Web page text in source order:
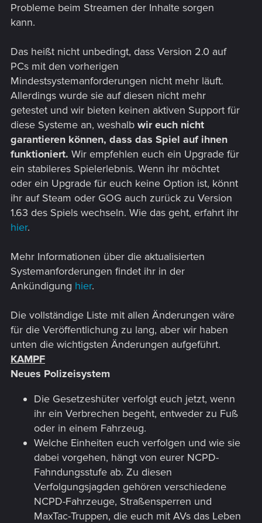
Probleme beim Streamen der Inhalte sorgen
kann.
Das heißt nicht unbedingt, dass Version 2.0 auf
PCs mit den vorherigen
Mindestsystemanforderungen nicht mehr läuft.
Allerdings wurde sie auf diesen nicht mehr
getestet und wir bieten keinen aktiven Support für
diese Systeme an, weshalb wir euch nicht
garantieren können, dass das Spiel auf ihnen
funktioniert. Wir empfehlen euch ein Upgrade für
ein stabileres Spielerlebnis. Wenn ihr möchtet
oder ein Upgrade für euch keine Option ist, könnt
ihr auf Steam oder GOG auch zurück zu Version
1.63 des Spiels wechseln. Wie das geht, erfahrt ihr
hier.
Mehr Informationen über die aktualisierten
Systemanforderungen findet ihr in der
Ankündigung hier.
Die vollständige Liste mit allen Änderungen wäre
für die Veröffentlichung zu lang, aber wir haben
unten die wichtigsten Änderungen aufgeführt.
KAMPF
Neues Polizeisystem
Die Gesetzeshüter verfolgt euch jetzt, wenn
ihr ein Verbrechen begeht, entweder zu Fuß
oder in einem Fahrzeug.
Welche Einheiten euch verfolgen und wie sie
dabei vorgehen, hängt von eurer NCPD-
Fahndungsstufe ab. Zu diesen
Verfolgungsjagden gehören verschiedene
NCPD-Fahrzeuge, Straßensperren und
MaxTac-Truppen, die euch mit AVs das Leben